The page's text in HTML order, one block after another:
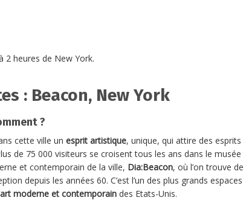
2 heures de New York.
: Beacon, New York
?
cette ville un esprit artistique, unique, qui attire des esprits
de 75 000 visiteurs se croisent tous les ans dans le musée
et contemporain de la ville, Dia:Beacon, où l’on trouve de
depuis les années 60. C’est l’un des plus grands espaces
art moderne et contemporaindes Etats-Unis.